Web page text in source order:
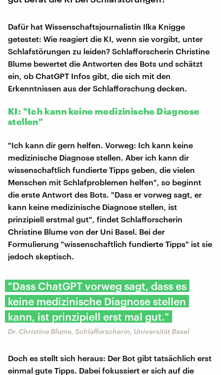
Dafür hat Wissenschaftsjournalistin Ilka Knigge
getestet: Wie reagiert die KI, wenn sie vorgibt, unter
Schlafstörungen zu leiden? Schlafforscherin Christine
Blume bewertet die Antworten des Bots und schätzt
ein, ob ChatGPT Infos gibt, die sich mit den
Erkenntnissen aus der Schlafforschung decken.
KI: "Ich kann keine medizinische Diagnose
stellen"
"Ich kann dir gern helfen. Vorweg: Ich kann keine
medizinische Diagnose stellen. Aber ich kann dir
wissenschaftlich fundierte Tipps geben, die vielen
Menschen mit Schlafproblemen helfen", so beginnt
die erste Antwort des Bots. "Dass er vorweg sagt, er
kann keine medizinische Diagnose stellen, ist
prinzipiell erstmal gut", findet Schlafforscherin
Christine Blume von der Uni Basel. Bei der
Formulierung "wissenschaftlich fundierte Tipps" ist sie
jedoch skeptisch.
"Dass ChatGPT vorweg sagt, dass es
keine medizinische Diagnose stellen
kann, ist prinzipiell erst mal gut."
Dr. Christine Blume, Schlafforscherin, Universität Basel
Doch es stellt sich heraus: Der Bot gibt tatsächlich erst
einmal gute Tipps. Dabei fokussiert er sich auf die